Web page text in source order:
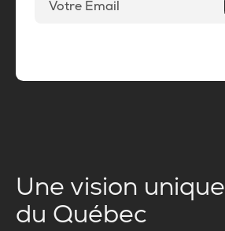
Une vision unique
du Québec